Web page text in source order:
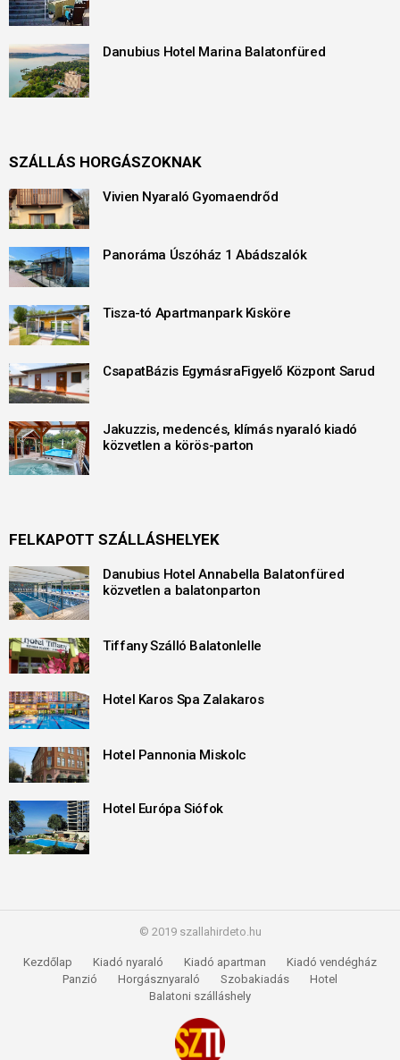
Danubius Hotel Marina Balatonfüred
SZÁLLÁS HORGÁSZOKNAK
Vivien Nyaraló Gyomaendrőd
Panoráma Úszóház 1 Abádszalók
Tisza-tó Apartmanpark Kisköre
CsapatBázis EgymásraFigyelő Központ Sarud
Jakuzzis, medencés, klímás nyaraló kiadó
közvetlen a körös-parton
FELKAPOTT SZÁLLÁSHELYEK
Danubius Hotel Annabella Balatonfüred
közvetlen a balatonparton
Tiffany Szálló Balatonlelle
Hotel Karos Spa Zalakaros
Hotel Pannonia Miskolc
Hotel Európa Siófok
© 2019 szallahirdeto.hu
Kezdőlap Kiadó nyaraló Kiadó apartman
Kiadó vendégház
Panzió
Horgásznyaraló Szobakiadás
Hotel
Balatoni szálláshely